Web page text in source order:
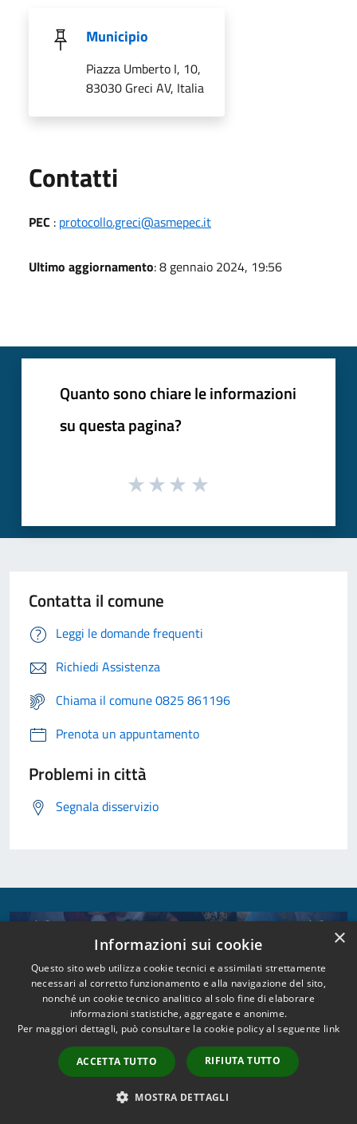
Municipio
Piazza Umberto I, 10,
83030 Greci AV, Italia
Contatti
PEC : protocollo.greci@asmepec.it
Ultimo aggiornamento: 8 gennaio 2024, 19:56
Quanto sono chiare le informazioni
su questa pagina?
Contatta il comune
Leggi le domande frequenti
Richiedi Assistenza
Chiama il comune 0825 861196
Prenota un appuntamento
Problemi in città
Segnala disservizio
×
Informazioni sui cookie
Questo sito web utilizza cookie tecnici e assimilati strettamente
necessari al corretto funzionamento e alla navigazione del sito,
nonché un cookie tecnico analitico al solo fine di elaborare
informazioni statistiche, aggregate e anonime.
Per maggiori dettagli, può consultare la cookie policy al seguente link
ACCETTA TUTTO RIFIUTA TUTTO
MOSTRA DETTAGLI